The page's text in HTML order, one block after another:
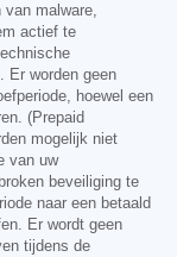
van malware,
actief te
Er worden geen
hoewel een
(Prepaid
mogelijk niet
van uw
beveiliging te
naar een betaald
Er wordt geen
tijdens de